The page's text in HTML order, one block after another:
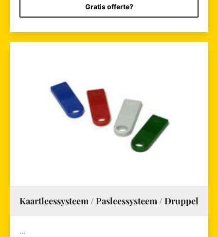
Gratis offerte?
Kaartleessysteem / Pasleessysteem / Druppel
...